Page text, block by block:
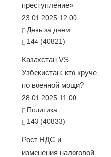
преступление»
23.01.2025 12:00
День за днем
144 (40821)
Казахстан VS
Узбекистан: кто круче
по военной мощи?
28.01.2025 11:00
Политика
143 (40833)
Рост НДС и
изменения налоговой